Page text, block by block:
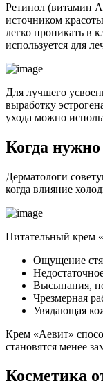
Ретинол (витамин
источником
легко проникать в
используется для
Для лучшего
выработку
ухода можно
Когда нужно
Дерматологи
когда влияние
Питательный крем
Ощущение
Высыпания,
Чрезмерная
Увядающая
Крем «Аевит»
становятся менее
Косметика